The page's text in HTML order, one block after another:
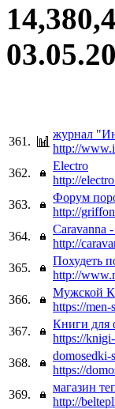
361.
журнал
http://
362.
Electro
http://
363.
Форум
http://
364.
Caravanna
http://
365.
Похудеть
http://
366.
Мужской
https://men-
367.
Книги для
https://
368.
domosedki-
https://
369.
магазин
http://